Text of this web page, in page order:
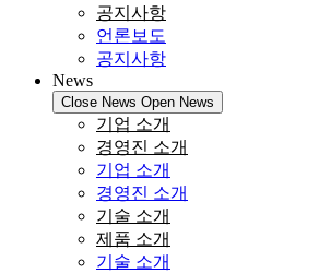
공지사항
언론보도
공지사항
News
Close News Open News
기업 소개
경영진 소개
기업 소개
경영진 소개
기술 소개
제품 소개
기술 소개